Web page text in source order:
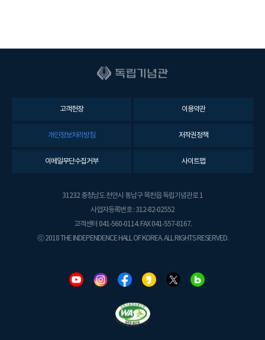
고객헌장 이용약관
개인정보처리방침 저작권정책
이메일무단수집거부 사이트맵
31232 충청남도 천안시 동남구 목천읍 독립기념관로 1
사업자등록번호 : 312-82-02552
고객센터 041-560-0114. FAX 041-557-8167.
ⓒ 2018 THE INDEPENDENCE HALL OF KOREA. ALL RIGHTS RESERVED.